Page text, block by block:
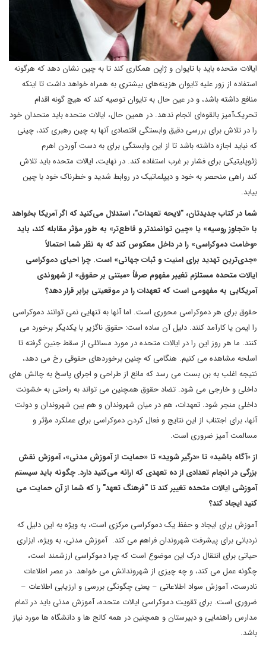
ایالات متحده باید با تایوان و ژاپن همکاری کند تا به چین نشان دهد که هرگونه
استفاده از زور علیه تایوان هزینه‌های بیشتری به همراه خواهد داشت تا اینکه
منافع داشته باشد، و در عین حال به تایوان توصیه کند که هیچ گونه اقدام
تحریک‌آمیز بالقوه‌ای انجام ندهد. در همین حال، ایالات متحده باید متحدان خود
را در تلاش برای بررسی دقیق وابستگی اقتصادی آنها به چین رهبری کند، چینی
که نباید اجازه داشته باشد تا از این وابستگی برای به دست آوردن اهرم
ژئوپلیتیکی برای فشار بر غرب استفاده کند. در نهایت، ایالات متحده باید تلاش
کند راهی منحصر به خود و دیپلماتیک در روابط شدید و خطرناک خود با چین
بیابد.
شما در کتاب جدیدتان، "لایحه تعهدات"، استدلال می‌کنید که اگر آمریکا بخواهد
با «تجاوز روسیه» یا «چین توانمندتر و قاطع‌تر» به طور مؤثر مقابله کند، باید
«وخامت دموکراسی» را در داخل معکوس کند که به نظر شما احتمالاً
«جدی‌ترین تهدید برای امنیت و ثبات جهانی» است. چرا احیای دموکراسی
ایالات متحده مستلزم تغییر مفهوم صرفاً «مبتنی بر حقوق» از شهروندی
آمریکایی به مفهومی است که تعهدات را در موقعیتی برابر قرار دهد؟
حقوق برای هر دموکراسی محوری است. اما آنها به تنهایی نمی توانند دموکراسی
را ایمن یا کارآمد کنند. دلیل آن ساده است: حقوق ناگزیر با یکدیگر برخورد می
کنند. ما هر روز این را در ایالات متحده در مورد مسائلی از سقط جنین گرفته تا
اسلحه مشاهده می کنیم. هنگامی که چنین برخوردهای حقوقی رخ می دهد،
نتیجه اغلب به بن بست می رسد که مانع از طراحی و اجرای پاسخ به چالش های
داخلی و خارجی می شود. تضاد حقوق همچنین می تواند به راحتی به خشونت
داخلی منجر شود. تعهدات، هم در میان شهروندان و هم بین شهروندان و دولت
آنها، برای اجتناب از این نتایج و فعال کردن دموکراسی برای عملکرد مؤثر و
مسالمت آمیز ضروری است.
از «آگاه باشید» تا «درگیر شوید» تا «حمایت از آموزش مدنی»، آموزش نقش
بزرگی در انجام تعدادی از ده تعهدی که ارائه می‌کنید دارد. چگونه باید سیستم
آموزشی ایالات متحده تغییر کند تا "فرهنگ تعهد" را که شما از آن حمایت می
کنید ایجاد کند؟
آموزش برای ایجاد و حفظ یک دموکراسی مرکزی است، به ویژه به این دلیل که
نردبانی برای پیشرفت شهروندان فراهم می کند. آموزش مدنی، به ویژه، ابزاری
حیاتی برای انتقال درک این موضوع است که چرا دموکراسی ارزشمند است،
چگونه عمل می کند، و چه چیزی از شهروندانش می خواهد. در عصر اطلاعات
نادرست، آموزش سواد اطلاعاتی – یعنی چگونگی بررسی و ارزیابی اطلاعات –
ضروری است. برای تقویت دموکراسی ایالات متحده، آموزش مدنی باید در تمام
مدارس راهنمایی و دبیرستان و همچنین در همه کالج ها و دانشگاه ها مورد نیاز
باشد.